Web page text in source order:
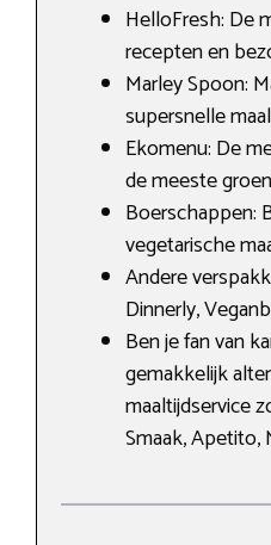
HelloFresh: De
recepten en
Marley Spoon:
supersnelle
Ekomenu: De
de meeste
Boerschappen:
vegetarische
Andere
Dinnerly,
Ben je fan van
gemakkelijk
maaltijdservice
Smaak,